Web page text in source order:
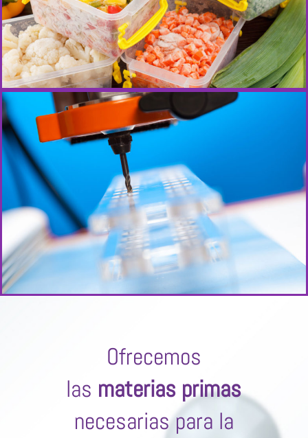
Ofrecemos
las materias primas
necesarias para la